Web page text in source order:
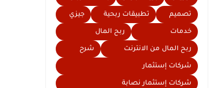
تصميم تطبيقات ربحية جيزي
خدمات ربح المال
ربح المال من الانترنت شرح
شركات إستثمار
شركات إستثمار نصابة